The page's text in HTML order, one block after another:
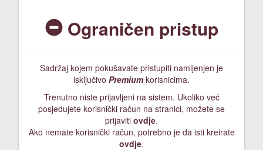
Ograničen pristup
Sadržaj kojem pokušavate pristupiti namijenjen je
isključivo Premiumkorisnicima.
Trenutno niste prijavljeni na sistem. Ukoliko već
posjedujete korisnički račun na stranici, možete se
prijaviti ovdje.
Ako nemate korisnički račun, potrebno je da isti kreirate
ovdje.